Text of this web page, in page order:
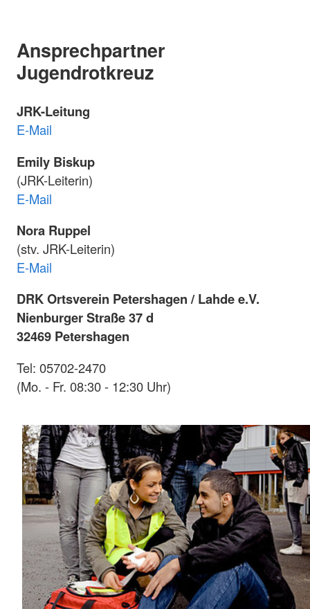
Ansprechpartner
Jugendrotkreuz
JRK-Leitung
E-Mail
Emily Biskup
(JRK-Leiterin)
E-Mail
Nora Ruppel
(stv. JRK-Leiterin)
E-Mail
DRK Ortsverein Petershagen / Lahde e.V.
Nienburger Straße 37 d
32469 Petershagen
Tel: 05702-2470
(Mo. - Fr. 08:30 - 12:30 Uhr)